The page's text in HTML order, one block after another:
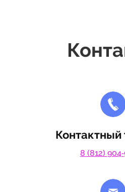
Контактный
8 (812)